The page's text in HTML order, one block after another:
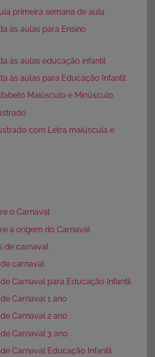
primeira semana de aula
às aulas para Ensino
às aulas educação infantil
às aulas para Educação Infantil
Maiúsculo e Minúsculo
com Letra maiúscula e
o Carnaval
a origem do Carnaval
de carnaval
carnaval
Carnaval para Educação Infantil
Carnaval 1 ano
Carnaval 2 ano
Carnaval 3 ano
Carnaval Educação Infantil